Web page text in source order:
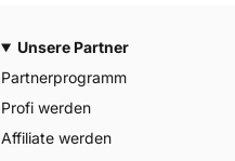
Unsere Partner
Partnerprogramm
Profi werden
Affiliate werden